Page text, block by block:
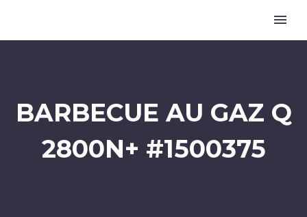
BARBECUE AU GAZ Q
2800N+ #1500375